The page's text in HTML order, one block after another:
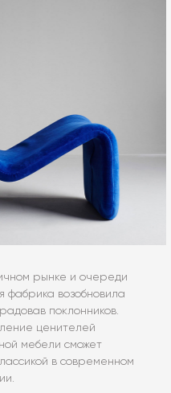
рынке и очереди
фабрика возобновила
поклонников.
ценителей
мебели сможет
в современном